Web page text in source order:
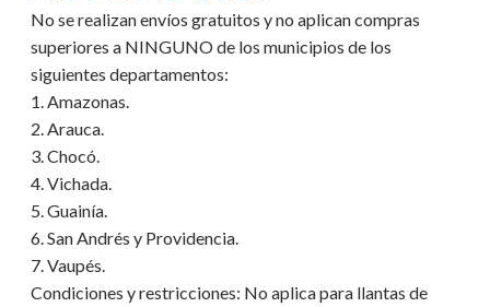
No se realizan envíos gratuitos y no aplican compras
superiores a NINGUNO de los municipios de los
siguientes departamentos:
1. Amazonas.
2. Arauca.
3. Chocó.
4. Vichada.
5. Guainía.
6. San Andrés y Providencia.
7. Vaupés.
Condiciones y restricciones: No aplica para llantas de